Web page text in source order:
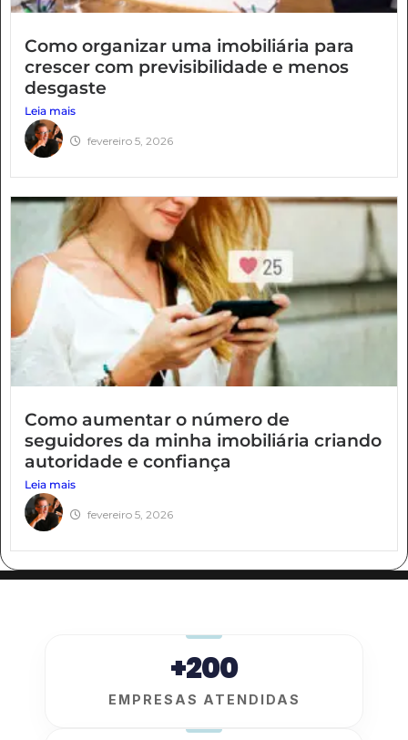
Como organizar uma imobiliária para
crescer com previsibilidade e menos
desgaste
Leia mais
fevereiro 5, 2026
Como aumentar o número de
seguidores da minha imobiliária criando
autoridade e confiança
Leia mais
fevereiro 5, 2026
+200
EMPRESAS ATENDIDAS